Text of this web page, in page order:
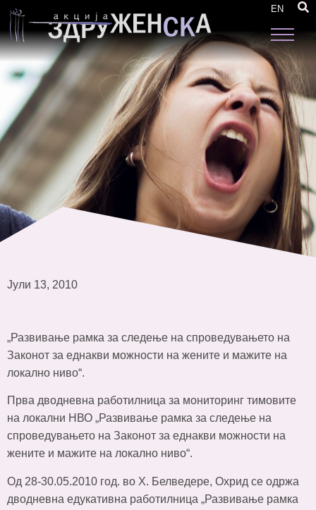
EN
тимовите на локални НВО
Јули 13, 2010
„Развивање рамка за следење на спроведувањето на
Законот за еднакви можности на жените и мажите на
локално ниво“.
Прва дводневна работилница за мониторинг тимовите
на локални НВО „Развивање рамка за следење на
спроведувањето на Законот за еднакви можности на
жените и мажите на локално ниво“.
Од 28-30.05.2010 год. во Х. Белведере, Охрид се одржа
дводневна едукативна работилница „Развивање рамка